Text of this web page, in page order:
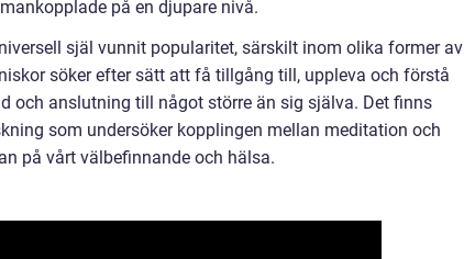
på en djupare nivå.
själ vunnit popularitet, särskilt inom olika former av
söker efter sätt att få tillgång till, uppleva och förstå
och anslutning till något större än sig själva. Det finns
som undersöker kopplingen mellan meditation och
på vårt välbefinnande och hälsa.